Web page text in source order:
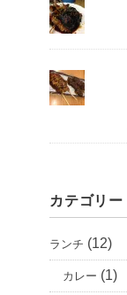
カテゴリー
ランチ (12)
カレー (1)